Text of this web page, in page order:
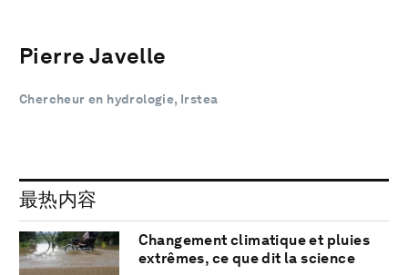
Pierre Javelle
Chercheur en hydrologie, Irstea
最热内容
Changement climatique et pluies
extrêmes, ce que dit la science